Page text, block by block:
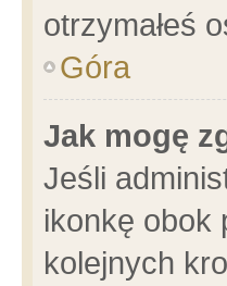
otrzymałeś
Góra
Jak mogę
Jeśli
ikonkę obok
kolejnych